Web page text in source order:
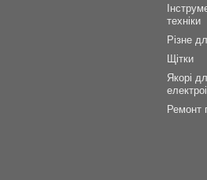
техніки
Різне
Щітки
Якорі
Ремонт